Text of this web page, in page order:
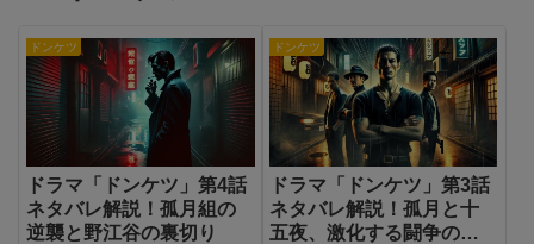
ドンケツ
ドラマ「ドンケツ」第4話
ネタバレ解説！孤月組の
逆襲と野江谷の裏切り
ドンケツ
ドラマ「ドンケツ」第3話
ネタバレ解説！孤月と十
五夜、激化する闘争の火